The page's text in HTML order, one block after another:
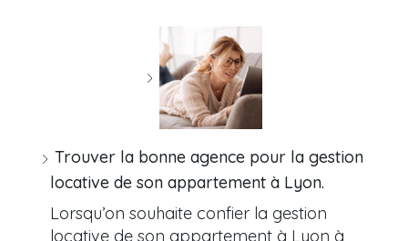
Trouver la bonne agence pour la gestion
locative de son appartement à Lyon.
Lorsqu’on souhaite confier la gestion
locative de son appartement à Lyon à